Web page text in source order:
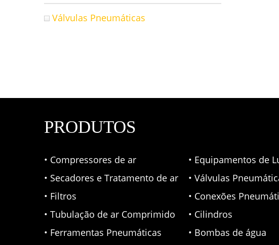
Válvulas Pneumáticas
PRODUTOS
• Compressores de ar
• Secadores e Tratamento de ar
• Filtros
• Tubulação de ar Comprimido
• Ferramentas Pneumáticas
• Equipamentos de
• Válvulas
• Conexões
• Cilindros
• Bombas de água